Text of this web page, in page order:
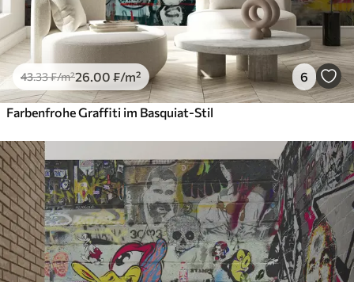
43.33₣/m²26 .00 ₣/m² 6
Farbenfrohe Graffiti im Basquiat-Stil